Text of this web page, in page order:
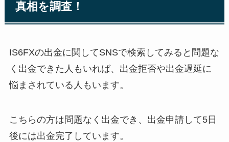
真相を調査！
IS6FXの出金に関してSNSで検索してみると問題な
く出金できた人もいれば、出金拒否や出金遅延に
悩まされている人もいます。
こちらの方は問題なく出金でき、出金申請して5日
後には出金完了しています。